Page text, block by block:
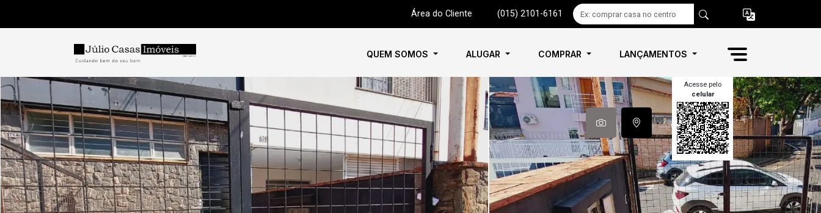
Área do Cliente (015) 2101-6161
QUEM SOMOS ALUGAR COMPRAR LANÇAMENTOS
Acesse pelo
celular